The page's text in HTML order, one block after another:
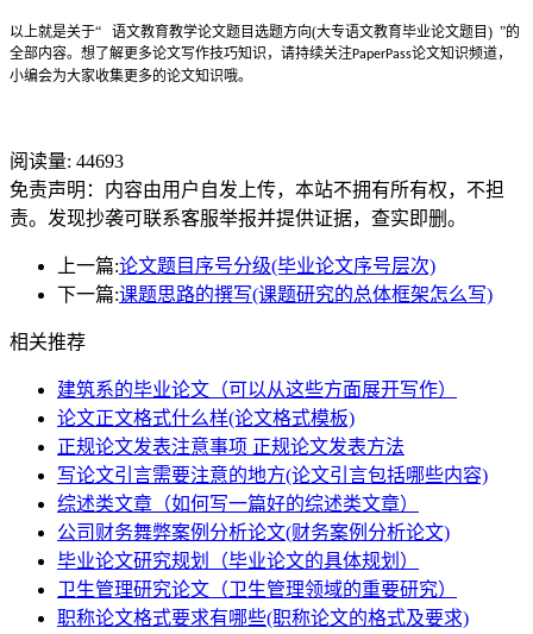
以上就是关于“ 语文教育教学论文题目选题方向(大专语文教育毕业论文题目) ”的
全部内容。 想了解更多论文写作技巧知识，请持续关注PaperPass论文知识频道，
小编会为大家收集更多的论文知识哦。
阅读量: 44693
免责声明：内容由用户自发上传，本站不拥有所有权，不担
责。发现抄袭可联系客服举报并提供证据，查实即删。
上一篇:论文题目序号分级(毕业论文序号层次)
下一篇:课题思路的撰写(课题研究的总体框架怎么写)
相关推荐
建筑系的毕业论文（可以从这些方面展开写作）
论文正文格式什么样(论文格式模板)
正规论文发表注意事项 正规论文发表方法
写论文引言需要注意的地方(论文引言包括哪些内容)
综述类文章（如何写一篇好的综述类文章）
公司财务舞弊案例分析论文(财务案例分析论文)
毕业论文研究规划（毕业论文的具体规划）
卫生管理研究论文（卫生管理领域的重要研究）
职称论文格式要求有哪些(职称论文的格式及要求)